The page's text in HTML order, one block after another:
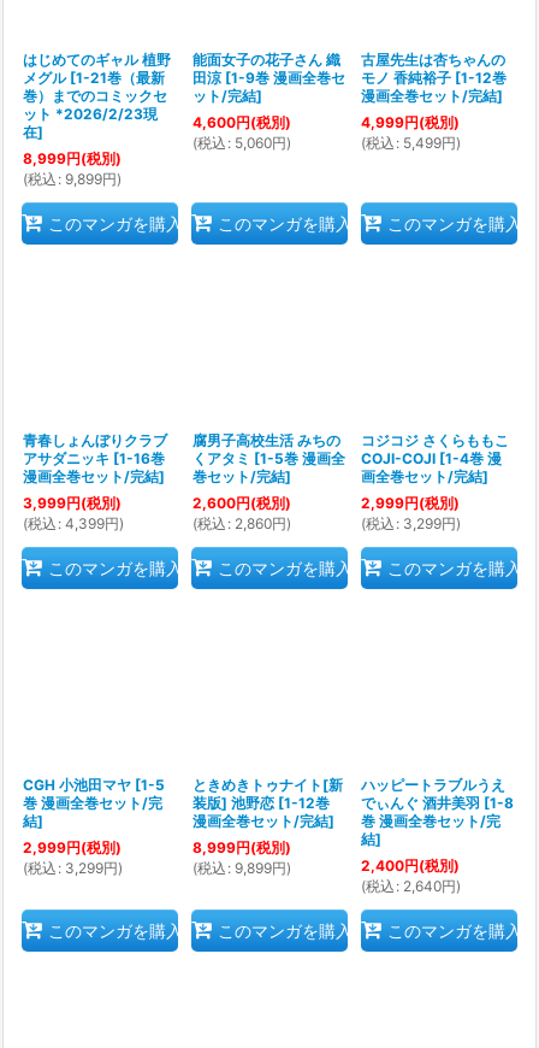
はじめてのギャル 植野
メグル [1-21巻（最新
巻）までのコミックセ
ット *2026/2/23現
在]
8,999円(税別)
(税込 : 9,899円)
このマンガを購入
能面女子の花子さん 織
田涼 [1-9巻 漫画全巻セ
ット/完結]
4,600円(税別)
(税込 : 5,060円)
このマンガを購入
古屋先生は杏ちゃんの
モノ 香純裕子 [1-12巻
漫画全巻セット/完結]
4,999円(税別)
(税込 : 5,499円)
このマンガを購入
青春しょんぼりクラブ
アサダニッキ [1-16巻
漫画全巻セット/完結]
3,999円(税別)
(税込 : 4,399円)
このマンガを購入
腐男子高校生活 みちの
くアタミ [1-5巻 漫画全
巻セット/完結]
2,600円(税別)
(税込 : 2,860円)
このマンガを購入
コジコジ さくらももこ
COJI-COJI [1-4巻 漫
画全巻セット/完結]
2,999円(税別)
(税込 : 3,299円)
このマンガを購入
CGH 小池田マヤ [1-5
巻 漫画全巻セット/完
結]
2,999円(税別)
(税込 : 3,299円)
このマンガを購入
ときめきトゥナイト[新
装版] 池野恋 [1-12巻
漫画全巻セット/完結]
8,999円(税別)
(税込 : 9,899円)
このマンガを購入
ハッピートラブルうえ
でぃんぐ 酒井美羽 [1-8
巻 漫画全巻セット/完
結]
2,400円(税別)
(税込 : 2,640円)
このマンガを購入